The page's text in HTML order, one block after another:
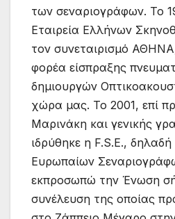
των σεναριογράφων. Το
Εταιρεία Ελλήνων
τον συνεταιρισμό
φορέα είσπραξης
δημιουργών
χώρα μας. Το 2001, επί
Μαρινάκη και γενικής
ιδρύθηκε η F.S.Ε.,
Ευρωπαίων
εκπροσωπώ την Ένωση
συνέλευση της οποίας